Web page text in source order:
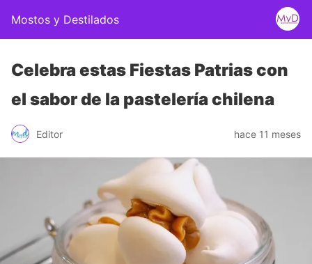
Mostos y Destilados
Celebra estas Fiestas Patrias con
el sabor de la pastelería chilena
Editor hace 11 meses